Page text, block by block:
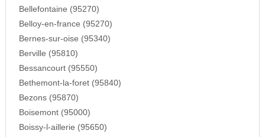
Bellefontaine (95270)
Belloy-en-france (95270)
Bernes-sur-oise (95340)
Berville (95810)
Bessancourt (95550)
Bethemont-la-foret (95840)
Bezons (95870)
Boisemont (95000)
Boissy-l-aillerie (95650)